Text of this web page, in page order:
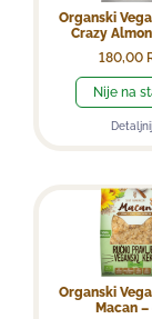
Organski
Crazy
180,00
Nije na
Organski
Macan –